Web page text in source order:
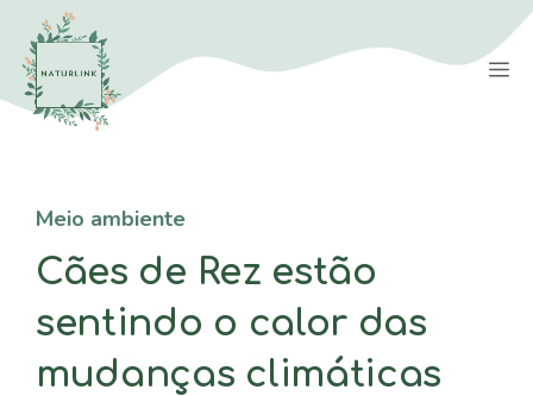
Saltar
para
conteúdo
Meio ambiente
Cães de Rez estão
sentindo o calor das
mudanças climáticas